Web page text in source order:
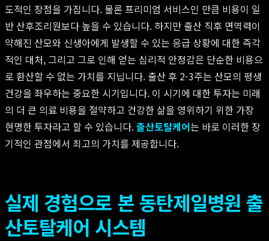
도적인 장점을 가집니다. 물론 프리미엄 서비스인 만큼 비용이 일
반 산후조리원보다 높을 수 있습니다. 하지만 출산 직후 면역력이
약해진 산모와 신생아에게 발생할 수 있는 응급 상황에 대한 즉각
적인 대처, 그리고 그로 인해 얻는 심리적 안정감은 단순한 비용으
로 환산할 수 없는 가치를 지닙니다. 출산 후 2-3주는 산모의 평생
건강을 좌우하는 중요한 시기입니다. 이 시기에 대한 투자는 미래
의 더 큰 의료 비용을 절약하고 건강한 삶을 영위하기 위한 가장
현명한 투자라고 할 수 있습니다.출산토탈케어는 바로 이러한 장
기적인 관점에서 최고의 가치를 제공합니다.
실제 경험으로 본 동탄제일병원 출
산토탈케어 시스템